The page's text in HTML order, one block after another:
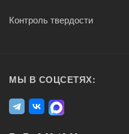
Контроль твердости
МЫ В СОЦСЕТЯХ: